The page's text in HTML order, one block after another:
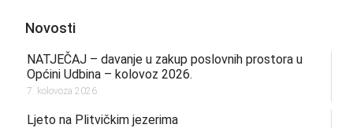
Novosti
NATJEČAJ – davanje u zakup poslovnih prostora u
Općini Udbina – kolovoz 2026.
7. kolovoza 2026.
Ljeto na Plitvičkim jezerima